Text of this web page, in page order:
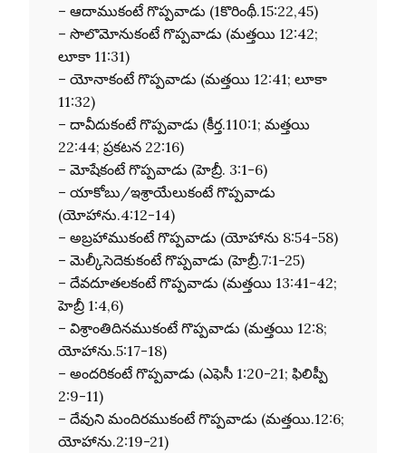
– ఆదాముకంటే గొప్పవాడు (1కొరింథీ.15:22,45)
– సొలొమోనుకంటే గొప్పవాడు (మత్తయి 12:42;
లూకా 11:31)
– యోనాకంటే గొప్పవాడు (మత్తయి 12:41; లూకా
11:32)
– దావీదుకంటే గొప్పవాడు (కీర్త.110:1; మత్తయి
22:44; ప్రకటన 22:16)
– మోషేకంటే గొప్పవాడు (హెబ్రీ. 3:1-6)
– యాకోబు/ఇశ్రాయేలుకంటే గొప్పవాడు
(యోహాను.4:12-14)
– అబ్రహాముకంటే గొప్పవాడు (యోహాను 8:54-58)
– మెల్కీసెదెకుకంటే గొప్పవాడు (హెబ్రీ.7:1-25)
– దేవదూతలకంటే గొప్పవాడు (మత్తయి 13:41-42;
హెబ్రీ 1:4,6)
– విశ్రాంతిదినముకంటే గొప్పవాడు (మత్తయి 12:8;
యోహాను.5:17-18)
– అందరికంటే గొప్పవాడు (ఎఫెసీ 1:20-21; ఫిలిప్పీ
2:9-11)
– దేవుని మందిరముకంటే గొప్పవాడు (మత్తయి.12:6;
యోహాను.2:19-21)